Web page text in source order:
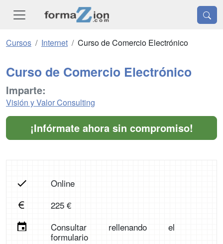
Cursos Internet Curso de Comercio Electrónico
Curso de Comercio Electrónico
Imparte:
Visión y Valor Consulting
¡Infórmate ahora sin compromiso!
Online
225 €
Consultar rellenando el
formulario